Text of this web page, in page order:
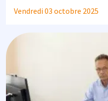
Vendredi 03 octobre 2025
Image